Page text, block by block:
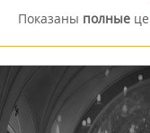
Показаны полные